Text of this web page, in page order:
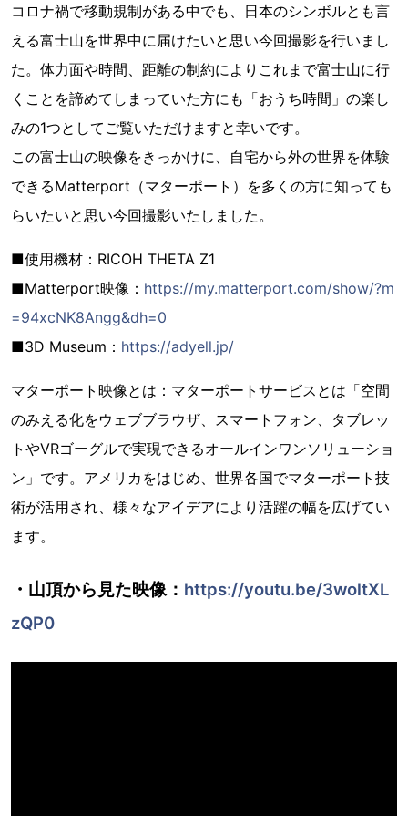
コロナ禍で移動規制がある中でも、日本のシンボルとも言
える富士山を世界中に届けたいと思い今回撮影を行いまし
た。体力面や時間、距離の制約によりこれまで富士山に行
くことを諦めてしまっていた方にも「おうち時間」の楽し
みの1つとしてご覧いただけますと幸いです。
この富士山の映像をきっかけに、自宅から外の世界を体験
できるMatterport（マターポート）を多くの方に知っても
らいたいと思い今回撮影いたしました。
■使用機材：RICOH THETA Z1
■Matterport映像： https://my.matterport.com/show/?m
=94xcNK8Angg&dh=0
■3D Museum： https://adyell.jp/
マターポート映像とは：マターポートサービスとは「空間
のみえる化をウェブブラウザ、スマートフォン、タブレッ
トやVRゴーグルで実現できるオールインワンソリューショ
ン」です。アメリカをはじめ、世界各国でマターポート技
術が活用され、様々なアイデアにより活躍の幅を広げてい
ます。
・山頂から見た映像： https://youtu.be/3woltXL
zQP0